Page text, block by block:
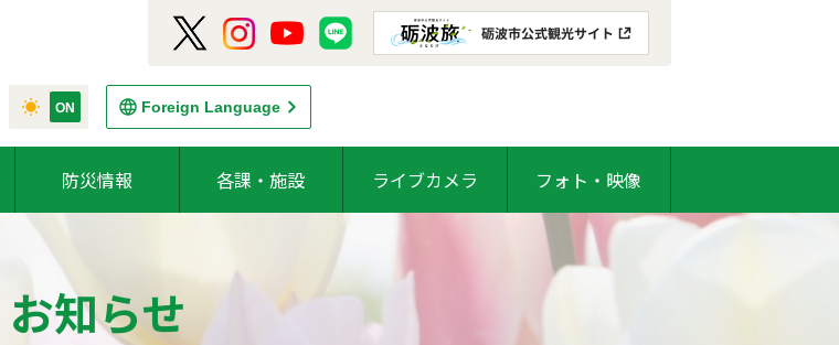
Foreign Language
防災情報 各課・施設 ライブカメラ フォト・映像
お知らせ